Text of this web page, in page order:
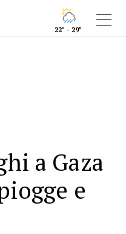
22° - 29°
a Gaza
e